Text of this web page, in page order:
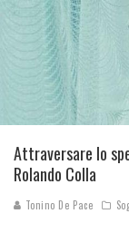
Attraversare lo
Rolando Colla
Tonino De Pace